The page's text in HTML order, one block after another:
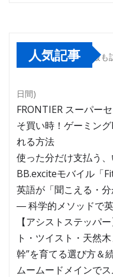
人気記事 最
日間)
FRONTIER スーパー
そ買い時！ゲーミン
れる方法
使った分だけ支払う、
BB.exciteモバイル「
英語が「聞こえる・
― 科学的メソッドで
【アシストステッパ
ト・ツイスト・天然
幹”を育てる選び方＆
ムームードメインで